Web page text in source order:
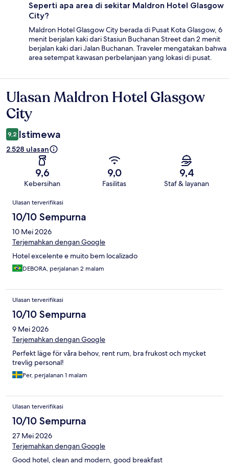
Seperti apa area di sekitar Maldron Hotel Glasgow
City?
Maldron Hotel Glasgow City berada di Pusat Kota Glasgow, 6
menit berjalan kaki dari Stasiun Buchanan Street dan 2 menit
berjalan kaki dari Jalan Buchanan. Traveler mengatakan bahwa
area setempat kawasan perbelanjaan yang lokasi di pusat.
Ulasan
Ulasan Maldron Hotel Glasgow
City
9,2 Istimewa
2.528 ulasan
9,6
Kebersihan
9,0
Fasilitas
9,4
Staf & layanan
Ulasan
Ulasan terverifikasi
10/10 Sempurna
10 Mei 2026
Terjemahkan dengan Google
Hotel excelente e muito bem localizado
DEBORA, perjalanan 2 malam
Ulasan terverifikasi
10/10 Sempurna
9 Mei 2026
Terjemahkan dengan Google
Perfekt läge för våra behov, rent rum, bra frukost och mycket
trevlig personal!
Per, perjalanan 1 malam
Ulasan terverifikasi
10/10 Sempurna
27 Mei 2026
Terjemahkan dengan Google
Good hotel, clean and modern, good breakfast